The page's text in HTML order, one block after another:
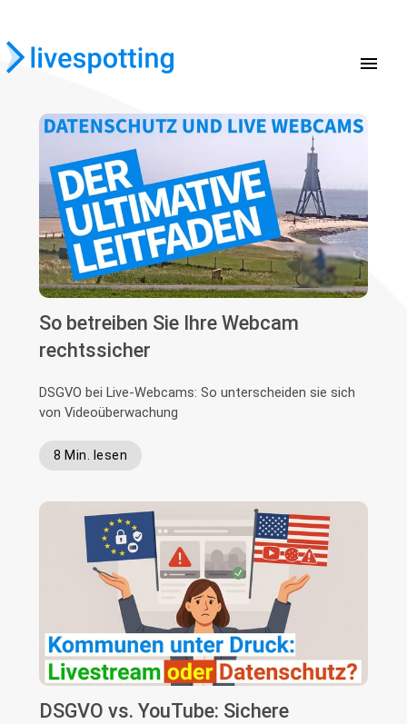
menu
So betreiben Sie Ihre Webcam
rechtssicher
DSGVO bei Live-Webcams: So unterscheiden sie sich
von Videoüberwachung
8 Min. lesen
DSGVO vs. YouTube: Sichere